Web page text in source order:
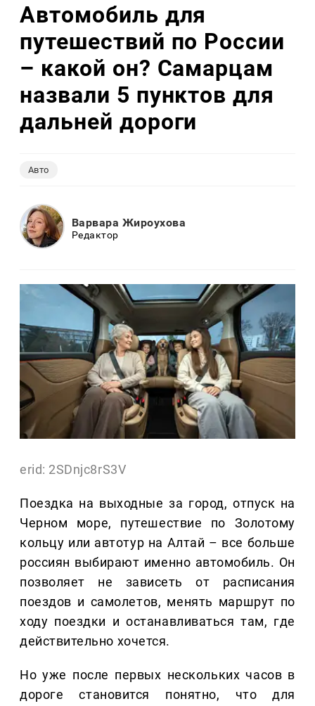
Автомобиль для
путешествий по России
– какой он? Самарцам
назвали 5 пунктов для
дальней дороги
Авто
Варвара Жироухова
Редактор
erid: 2SDnjc8rS3V
Поездка на выходные за город, отпуск на
Черном море, путешествие по Золотому
кольцу или автотур на Алтай – все больше
россиян выбирают именно автомобиль. Он
позволяет не зависеть от расписания
поездов и самолетов, менять маршрут по
ходу поездки и останавливаться там, где
действительно хочется.
Но уже после первых нескольких часов в
дороге становится понятно, что для